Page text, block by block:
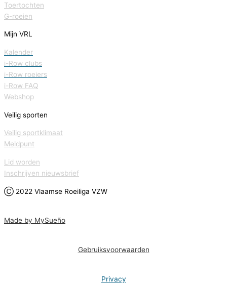
Toertochten
G-roeien
Mijn VRL
Kalender
i-Row clubs
i-Row roeiers
i-Row FAQ
Webshop
Veilig sporten
Veilig sportklimaat
Meldpunt
Lid worden
Inschrijven nieuwsbrief
Ⓒ 2022 Vlaamse Roeiliga VZW
Made by MySueño
Gebruiksvoorwaarden
Privacy